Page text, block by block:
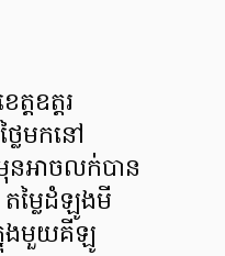
ឧត្តរ
ៃមកនៅ
នអាចលក់បាន
ម្លៃដំឡូងមី
ងមួយគីឡូ